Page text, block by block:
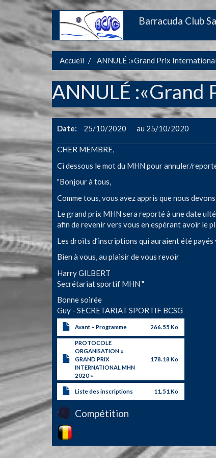
au
contenu
principal
Barracuda Club
Main
navigation
Accueil ANNULÉ :«Grand Prix
ANNULÉ :«Grand
Date 25/10/2020 25/10/2020
CHER MEMBRE,
Ci dessous le mot du MHN pour annuler/
"Bonjour à tous,
Comme tous, vous avez appris que nous
Le grand prix MHN sera reporté à une date
afin de revenir vers vous en espérant avoir le
Les droits d’inscriptions qui auraient été
Bien à vous, au plaisir de vous revoir
Harry GILBERT
Secrétariat sportif MHN "
Bonne soirée
Guy - SECRETARIAT SPORTIF BCSG
Avant – Programme 266.55 Ko
PROTOCOLE
ORGANISATION «
GRAND PRIX
INTERNATIONAL MHN
2020 »
178.18 Ko
Liste des inscriptions 11.51 Ko
Compétition
Image